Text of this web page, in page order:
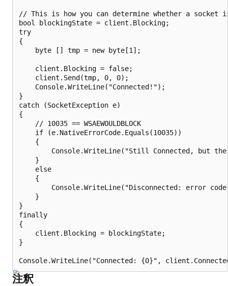
// This is how you can determine whether a
bool blockingState = client.Blocking;
try
{
    byte [] tmp = new byte[1];
    client.Blocking = false;
    client.Send(tmp, 0, 0);
    Console.WriteLine("Connected!");
}
catch (SocketException e)
{
    // 10035 == WSAEWOULDBLOCK
    if (e.NativeErrorCode.Equals(10035))
    {
Console.WriteLine("Still Connected, but
    }
    else
    {
Console.WriteLine("Disconnected: error
    }
}
finally
{
    client.Blocking = blockingState;
}
注釈